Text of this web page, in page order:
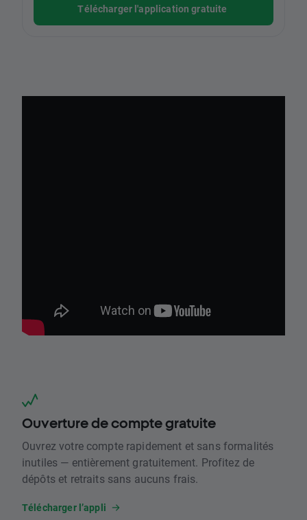
Télécharger l'application gratuite
Ouverture de compte gratuite
Ouvrez votre compte rapidement et sans formalités
inutiles — entièrement gratuitement. Profitez de
dépôts et retraits sans aucuns frais.
Télécharger l’appli